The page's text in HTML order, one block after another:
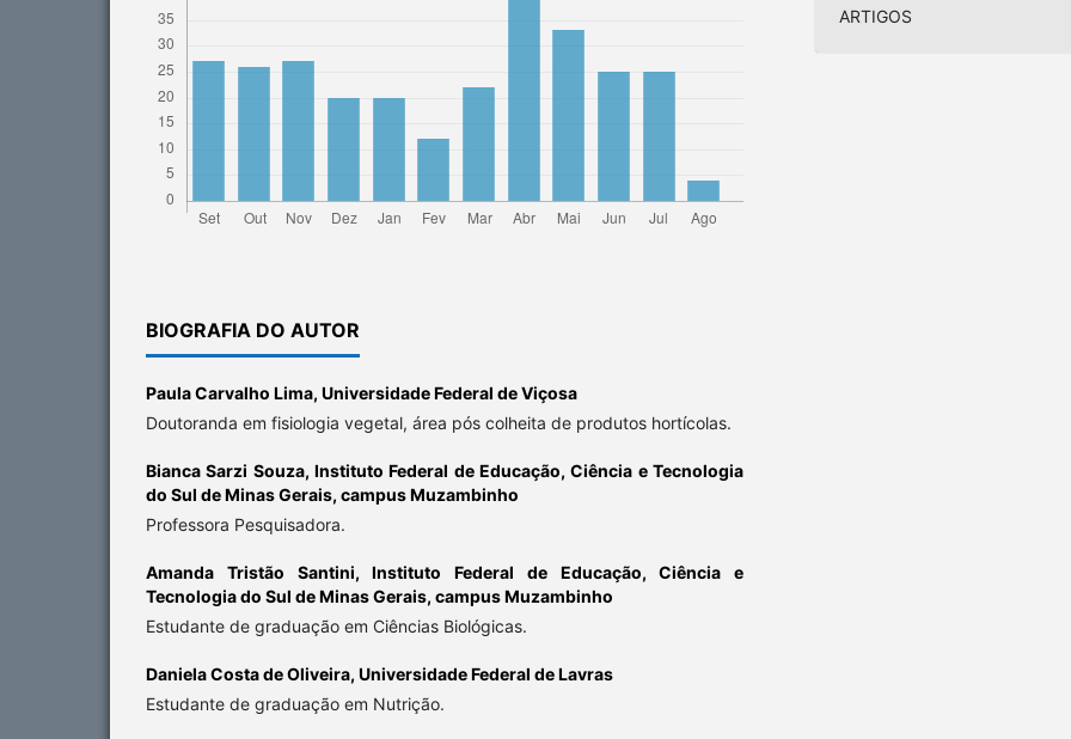
BIOGRAFIA DO AUTOR
Paula Carvalho Lima, Universidade Federal de Viçosa
Doutoranda em fisiologia vegetal, área pós colheita de produtos hortícolas.
Bianca Sarzi Souza, Instituto Federal de Educação, Ciência e Tecnologia
do Sul de Minas Gerais, campus Muzambinho
Professora Pesquisadora.
Amanda Tristão Santini,Instituto Federal de Educação, Ciência e
Tecnologia do Sul de Minas Gerais, campus Muzambinho
Estudante de graduação em Ciências Biológicas.
Daniela Costa de Oliveira, Universidade Federal de Lavras
Estudante de graduação em Nutrição.
ARTIGOS